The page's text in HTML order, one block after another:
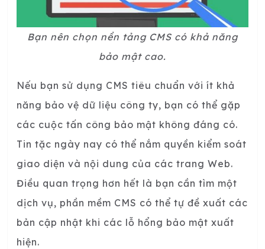
Bạn nên chọn nền tảng CMS có khả năng
bảo mật cao.
Nếu bạn sử dụng CMS tiêu chuẩn với ít khả
năng bảo vệ dữ liệu công ty, bạn có thể gặp
các cuộc tấn công bảo mật không đáng có.
Tin tặc ngày nay có thể nắm quyền kiểm soát
giao diện và nội dung của các trang Web.
Điều quan trọng hơn hết là bạn cần tìm một
dịch vụ, phần mềm CMS có thể tự đề xuất các
bản cập nhật khi các lỗ hổng bảo mật xuất
hiện.